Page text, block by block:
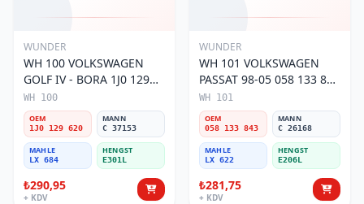
WUNDER
WH 100 VOLKSWAGEN
GOLF IV - BORA 1J0 129
620 Hava Filtresi
WH 100
OEM
1J0 129 620
MANN
C 37153
MAHLE
LX 684
HENGST
E301L
₺290,95
+ KDV
WUNDER
WH 101 VOLKSWAGEN
PASSAT 98-05 058 133 843
Hava Filtresi
WH 101
OEM
058 133 843
MANN
C 26168
MAHLE
LX 622
HENGST
E206L
₺281,75
+ KDV